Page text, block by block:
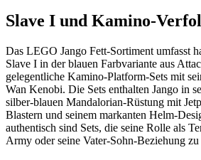
Slave I und Kamino-
Das LEGO Jango Fett-Sortiment umfasst
Slave I in der blauen Farbvariante aus
gelegentliche Kamino-Platform-Sets mit
Wan Kenobi. Die Sets enthalten Jango in
silber-blauen Mandalorian-Rüstung mit
Blastern und seinem markanten Helm-
authentisch sind Sets, die seine Rolle als
Army oder seine Vater-Sohn-Beziehung